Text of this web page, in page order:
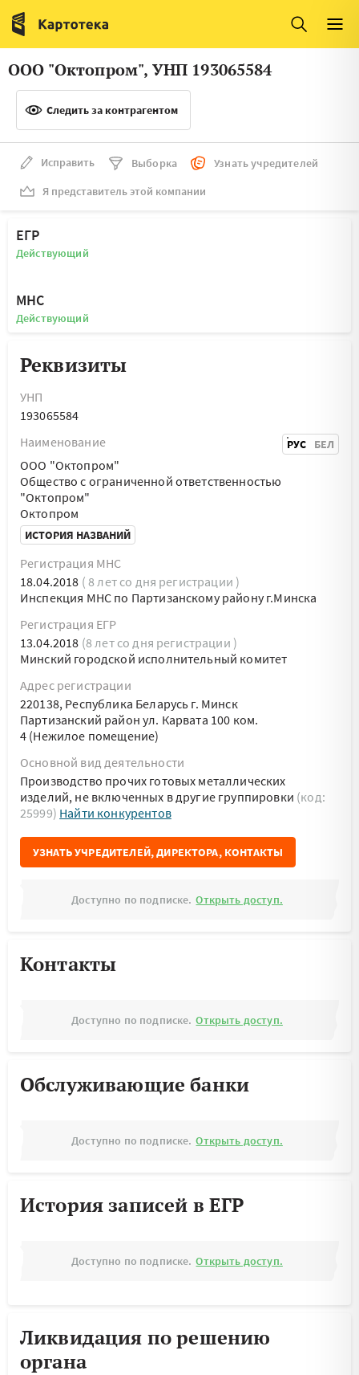
Италия
Люксембург
Литва
Нидерланды
ООО "Октопром", УНП 193065584
Следить за контрагентом
Исправить Выборка
Узнать учредителей
Я представитель этой компании
ЕГР
Действующий
МНС
Действующий
Реквизиты
УНП
193065584
Наименование
РУС БЕЛ
ООО "Октопром"
Общество с ограниченной ответственностью
"Октопром"
Октопром
ИСТОРИЯ НАЗВАНИЙ
Регистрация МНС
18.04.2018 ( 8 лет со дня регистрации )
Инспекция МНС по Партизанскому району г.Минска
Регистрация ЕГР
13.04.2018 (8 лет со дня регистрации )
Минский городской исполнительный комитет
Адрес регистрации
220138, Республика Беларусь г. Минск
Партизанский район ул. Карвата 100 ком.
4 (Нежилое помещение)
Основной вид деятельности
Производство прочих готовых металлических
изделий, не включенных в другие группировки (код:
25999) Найти конкурентов
УЗНАТЬ УЧРЕДИТЕЛЕЙ, ДИРЕКТОРА, КОНТАКТЫ
Доступно по подписке. Открыть доступ.
Контакты
Доступно по подписке. Открыть доступ.
Обслуживающие банки
Доступно по подписке. Открыть доступ.
История записей в ЕГР
Доступно по подписке. Открыть доступ.
Ликвидация по решению
органа